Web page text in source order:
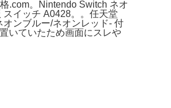
.com。Nintendo Switch ネオ
イッチ A0428。。任天堂
ンブルー/ネオンレッド- 付
いていたため画面にスレや